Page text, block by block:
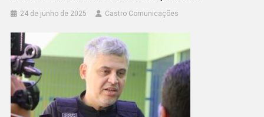
24 de junho de 2025 Castro Comunicações